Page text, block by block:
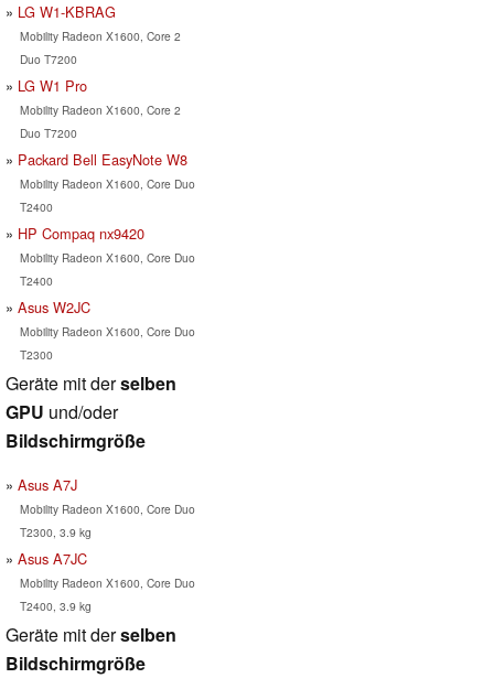
LG W1-KBRAG
Mobility Radeon X1600, Core 2
Duo T7200
LG W1 Pro
Mobility Radeon X1600, Core 2
Duo T7200
Packard Bell EasyNote W8
Mobility Radeon X1600, Core Duo
T2400
HP Compaq nx9420
Mobility Radeon X1600, Core Duo
T2400
Asus W2JC
Mobility Radeon X1600, Core Duo
T2300
Geräte mit derselben
GPU und/oder
Bildschirmgröße
Asus A7J
Mobility Radeon X1600, Core Duo
T2300, 3.9 kg
Asus A7JC
Mobility Radeon X1600, Core Duo
T2400, 3.9 kg
Geräte mit derselben
Bildschirmgröße